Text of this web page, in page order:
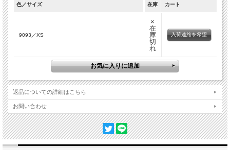
色／サイズ 在庫 カート
9093／XS
×
在
庫
切
れ
入荷連絡を希望
返品についての詳細はこちら
お問い合わせ